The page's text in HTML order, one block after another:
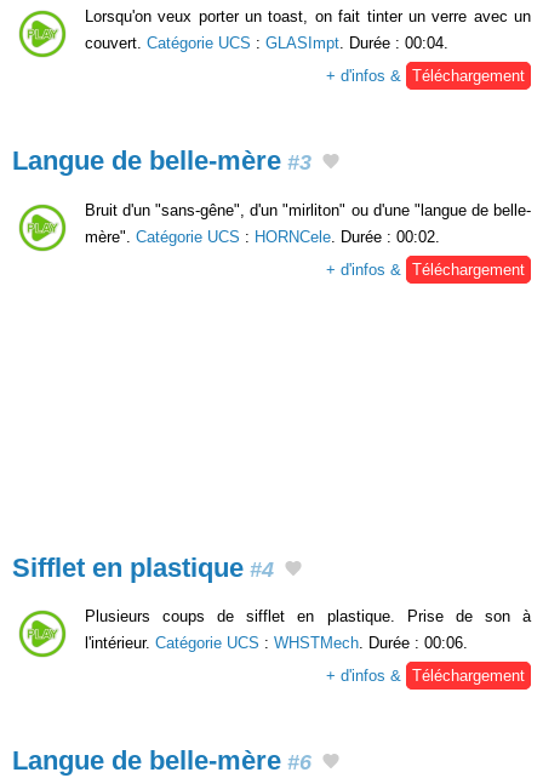
Lorsqu'on veux porter un toast, on fait tinter un verre avec un
couvert. Catégorie UCS : GLASImpt. Durée : 00:04.
+ d'infos & Téléchargement
Langue de belle-mère #3
Bruit d'un "sans-gêne", d'un "mirliton" ou d'une "langue de belle-
mère". Catégorie UCS : HORNCele . Durée : 00:02.
+ d'infos &
Téléchargement
Sifflet en plastique #4
Plusieurs coups de sifflet en plastique. Prise de son à
l'intérieur. Catégorie UCS : WHSTMech. Durée : 00:06.
+ d'infos & Téléchargement
Langue de belle-mère #6